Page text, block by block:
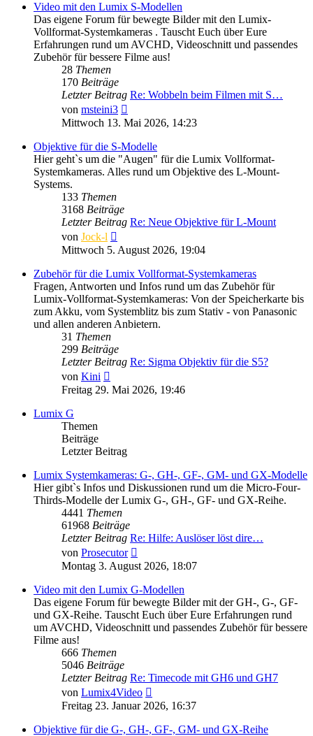
Video mit den Lumix S-Modellen
Das eigene Forum für bewegte Bilder mit den Lumix-
Vollformat-Systemkameras . Tauscht Euch über Eure
Erfahrungen rund um AVCHD, Videoschnitt und passendes
Zubehör für bessere Filme aus!
28 Themen
170 Beiträge
Letzter Beitrag Re: Wobbeln beim Filmen mit S…
von msteini3
Beitrag
Mittwoch 13. Mai 2026, 14:23
Objektive für die S-Modelle
Hier geht`s um die "Augen" für die Lumix Vollformat-
Systemkameras. Alles rund um Objektive des L-Mount-
Systems.
133 Themen
3168 Beiträge
Letzter Beitrag Re: Neue Objektive für L-Mount
von Jock-l
Beitrag
Mittwoch 5. August 2026, 19:04
Zubehör für die Lumix Vollformat-Systemkameras
Fragen, Antworten und Infos rund um das Zubehör für
Lumix-Vollformat-Systemkameras: Von der Speicherkarte bis
zum Akku, vom Systemblitz bis zum Stativ - von Panasonic
und allen anderen Anbietern.
31 Themen
299 Beiträge
Letzter Beitrag Re: Sigma Objektiv für die S5?
von Kini
Beitrag
Freitag 29. Mai 2026, 19:46
Lumix G
Themen
Beiträge
Letzter Beitrag
Lumix Systemkameras: G-, GH-, GF-, GM- und GX-Modelle
Hier gibt`s Infos und Diskussionen rund um die Micro-Four-
Thirds-Modelle der Lumix G-, GH-, GF- und GX-Reihe.
4441 Themen
61968 Beiträge
Letzter Beitrag Re: Hilfe: Auslöser löst dire…
von Prosecutor
Beitrag
Montag 3. August 2026, 18:07
Video mit den Lumix G-Modellen
Das eigene Forum für bewegte Bilder mit der GH-, G-, GF-
und GX-Reihe. Tauscht Euch über Eure Erfahrungen rund
um AVCHD, Videoschnitt und passendes Zubehör für bessere
Filme aus!
666 Themen
5046 Beiträge
Letzter Beitrag Re: Timecode mit GH6 und GH7
von Lumix4Video
Beitrag
Freitag 23. Januar 2026, 16:37
Objektive für die G-, GH-, GF-, GM- und GX-Reihe